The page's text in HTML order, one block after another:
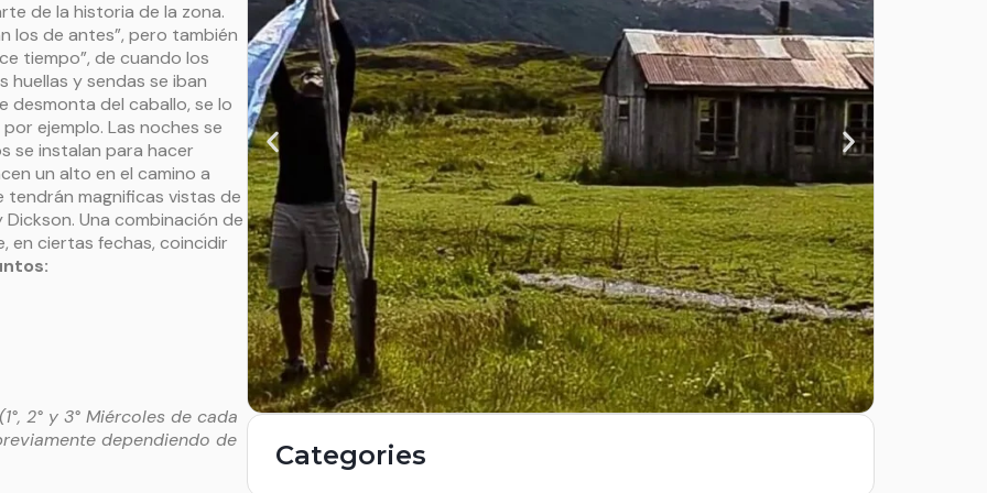
de la historia de la zona.
los de antes”, pero también
tiempo”, de cuando los
huellas y sendas se iban
desmonta del caballo, se lo
ejemplo. Las noches se
se instalan para hacer
un alto en el camino a
tendrán magnificas vistas de
Una combinación de
en ciertas fechas, coincidir
2° y 3° Miércoles de cada
dependiendo de
Categories